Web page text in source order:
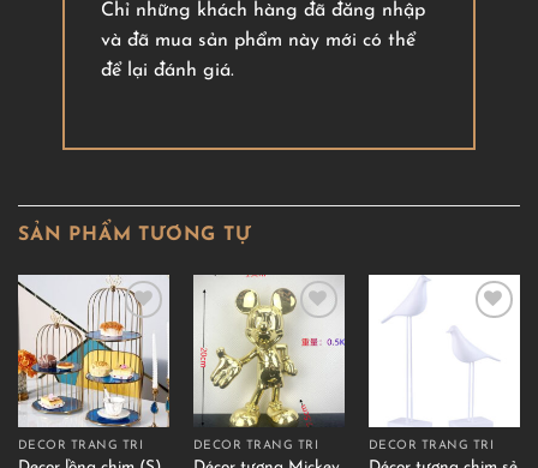
Chỉ những khách hàng đã đăng nhập
và đã mua sản phẩm này mới có thể
để lại đánh giá.
SẢN PHẨM TƯƠNG TỰ
DECOR TRANG TRÍ DECOR TRANG TRÍ DECOR TRANG TRÍ